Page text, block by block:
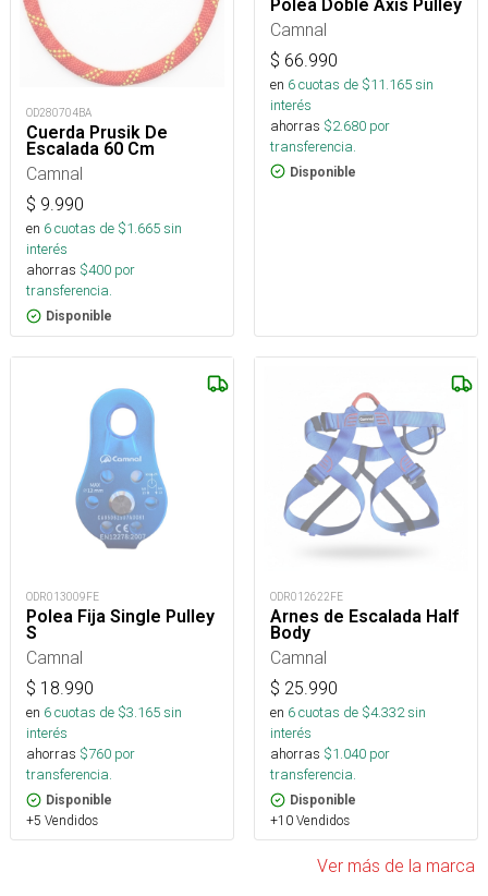
OD280704BA
Cuerda Prusik De
Escalada 60 Cm
Camnal
$ 9.990
en 6cuotas de $1.665sin
interés
ahorras $400 por
transferencia.
Disponible
Polea Doble Axis Pulley
Camnal
$ 66.990
en 6cuotas de $11.165sin
interés
ahorras $2.680 por
transferencia.
Disponible
ODR013009FE
Polea Fija Single Pulley
S
Camnal
$ 18.990
en 6cuotas de $3.165sin
interés
ahorras $760 por
transferencia.
Disponible
+5 Vendidos
ODR012622FE
Arnes de Escalada Half
Body
Camnal
$ 25.990
en 6cuotas de $4.332sin
interés
ahorras $1.040 por
transferencia.
Disponible
+10 Vendidos
Ver más de la marca